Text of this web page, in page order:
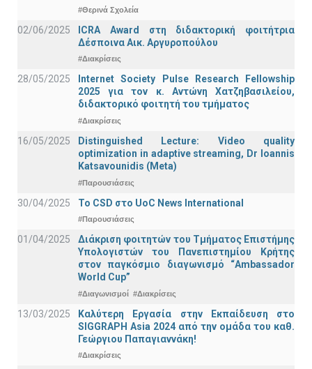
#Θερινά Σχολεία
02/06/2025
ICRA Award στη διδακτορική φοιτήτρια
Δέσποινα Αικ. Αργυροπούλου
#Διακρίσεις
28/05/2025
Internet Society Pulse Research Fellowship
2025 για τον κ. Αντώνη Χατζηβασιλείου,
διδακτορικό φοιτητή του τμήματος
#Διακρίσεις
16/05/2025
Distinguished Lecture: Video quality
optimization in adaptive streaming, Dr Ioannis
Katsavounidis (Meta)
#Παρουσιάσεις
30/04/2025 To CSD στο UoC News International
#Παρουσιάσεις
01/04/2025
Διάκριση φοιτητών του Τμήματος Επιστήμης
Υπολογιστών του Πανεπιστημίου Κρήτης
στον παγκόσμιο διαγωνισμό “Ambassador
World Cup”
#Διαγωνισμοί #Διακρίσεις
13/03/2025
Καλύτερη Εργασία στην Εκπαίδευση στο
SIGGRAPH Asia 2024 από την ομάδα του καθ.
Γεώργιου Παπαγιαννάκη!
#Διακρίσεις